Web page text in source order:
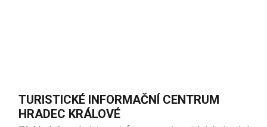
TURISTICKÉ INFORMAČNÍ CENTRUM
HRADEC KRÁLOVÉ